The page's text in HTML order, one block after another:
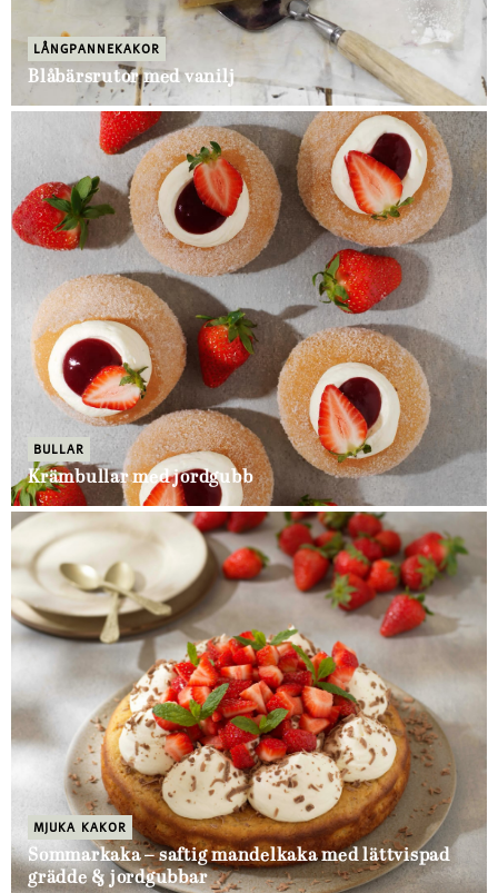
LÅNGPANNEKAKOR
Blåbärsrutor med vanilj
BULLAR
Krämbullar med jordgubb
MJUKA KAKOR
Sommarkaka – saftig mandelkaka med lättvispad
grädde & jordgubbar